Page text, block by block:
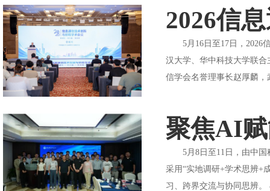
2026信
5月16日至17日，2026信
汉大学、华中科技大学联
信学会名誉理事长赵厚麟
聚焦AI
5月8日至11日，由中国科
采用“实地调研+学术思辨+
习、跨界交流与协同思辨